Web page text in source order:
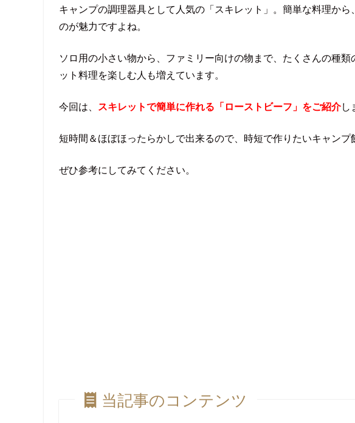
キャンプの調理器具として人気の「スキレット」。簡単な料理か
のが魅力ですよね。
ソロ用の小さい物から、ファミリー向けの物まで、たくさんの種
ット料理を楽しむ人も増えています。
今回は、 スキレットで簡単に作れる「ローストビーフ」をご紹介し
短時間＆ほぼほったらかしで出来るので、時短で作りたいキャンプ
ぜひ参考にしてみてください。
当記事のコンテンツ